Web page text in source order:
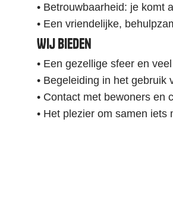
• Betrouwbaarheid: je komt
• Een vriendelijke,
Wij bieden
• Een gezellige sfeer en
• Begeleiding in het gebruik
• Contact met bewoners en
• Het plezier om samen iets